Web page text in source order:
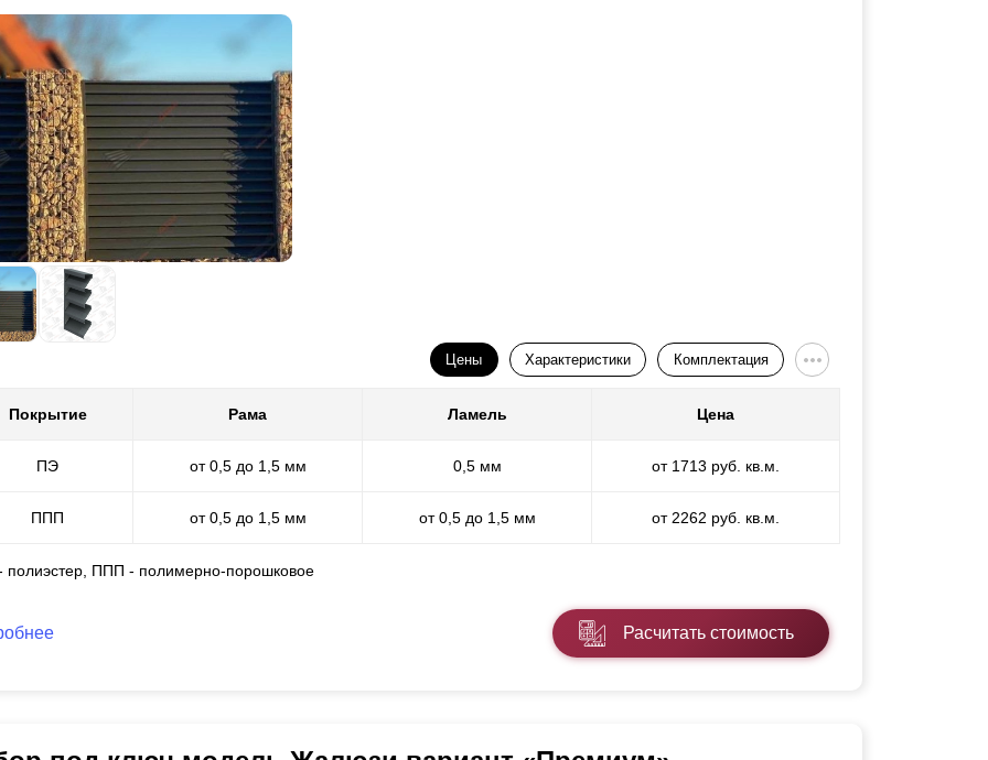
Цены Характеристики Комплектация
Покрытие Рама Ламель Цена
ПЭ от 0,5 до 1,5 мм 0,5 мм от 1713 руб. кв.м.
ППП от 0,5 до 1,5 мм от 0,5 до 1,5 мм от 2262 руб. кв.м.
полиэстер, ППП - полимерно-порошковое
Расчитать стоимость